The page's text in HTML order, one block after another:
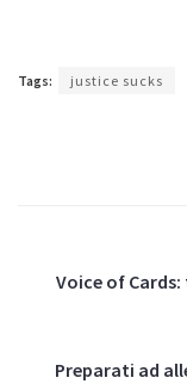
Tags: justice sucks
Voice of
Preparati ad